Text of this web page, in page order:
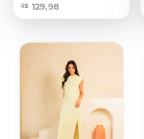
R$ 129,98